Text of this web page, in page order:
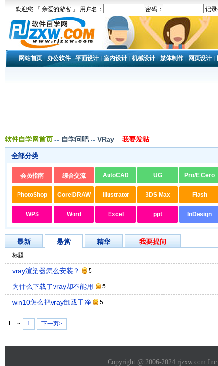
欢迎您 『 亲爱的游客 』 用户名： 密码： 记
网站首页 |办公软件 平面设计 |室内设计 |机械设计 |媒体制作 |网页设计 |
软件自学网首页 -- 自学问吧-- VRay 我要发贴
全部分类
会员指南 综合交流 AutoCAD UG Pro/E Cero
PhotoShop CorelDRAW Illustrator 3DS Max Flash
WPS Word Excel ppt InDesign
最新 悬赏 精华 我要提问
标题
vray渲染器怎么安装？ 5
为什么下载了vray却不能用 5
win10怎么把vray卸载干净 5
1 ... 1 下一页>
Copyright @ 2006-2024 rjzxw.com